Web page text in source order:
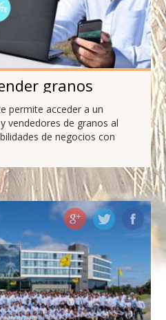
granos
permite acceder a un
vendedores de granos al
de negocios con